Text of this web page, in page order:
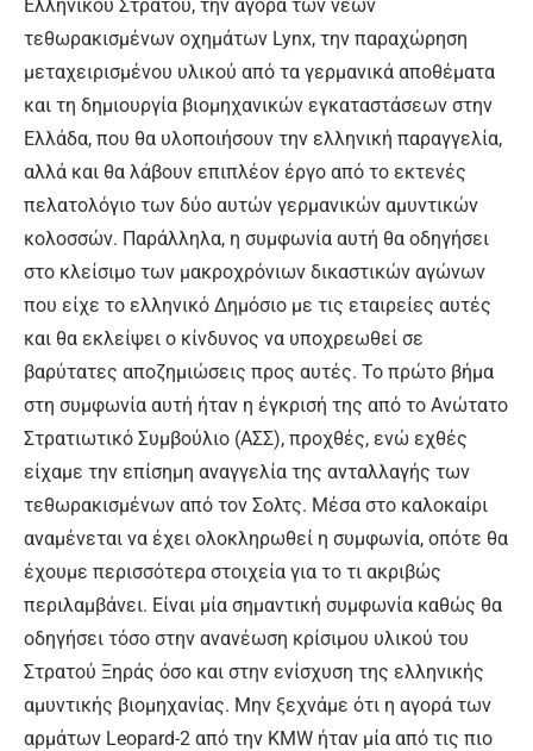
Ελληνικού Στρατού, την αγορά των νέων
τεθωρακισμένων οχημάτων Lynx, την παραχώρηση
μεταχειρισμένου υλικού από τα γερμανικά αποθέματα
και τη δημιουργία βιομηχανικών εγκαταστάσεων στην
Ελλάδα, που θα υλοποιήσουν την ελληνική παραγγελία,
αλλά και θα λάβουν επιπλέον έργο από το εκτενές
πελατολόγιο των δύο αυτών γερμανικών αμυντικών
κολοσσών. Παράλληλα, η συμφωνία αυτή θα οδηγήσει
στο κλείσιμο των μακροχρόνιων δικαστικών αγώνων
που είχε το ελληνικό Δημόσιο με τις εταιρείες αυτές
και θα εκλείψει ο κίνδυνος να υποχρεωθεί σε
βαρύτατες αποζημιώσεις προς αυτές. Το πρώτο βήμα
στη συμφωνία αυτή ήταν η έγκρισή της από το Ανώτατο
Στρατιωτικό Συμβούλιο (ΑΣΣ), προχθές, ενώ εχθές
είχαμε την επίσημη αναγγελία της ανταλλαγής των
τεθωρακισμένων από τον Σολτς. Μέσα στο καλοκαίρι
αναμένεται να έχει ολοκληρωθεί η συμφωνία, οπότε θα
έχουμε περισσότερα στοιχεία για το τι ακριβώς
περιλαμβάνει. Είναι μία σημαντική συμφωνία καθώς θα
οδηγήσει τόσο στην ανανέωση κρίσιμου υλικού του
Στρατού Ξηράς όσο και στην ενίσχυση της ελληνικής
αμυντικής βιομηχανίας. Μην ξεχνάμε ότι η αγορά των
αρμάτων Leopard-2 από την KMW ήταν μία από τις πιο